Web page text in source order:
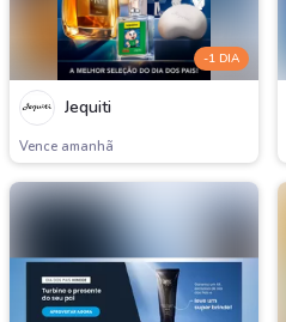
-1 DIA
Jequiti
Vence amanh